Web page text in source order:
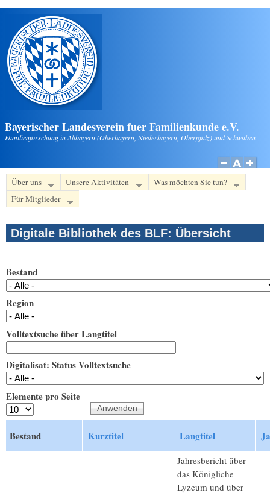
Direkt zum Inhalt
Bayerischer Landesverein fuer Familienkunde e.V.
Familienforschung in Altbayern (Oberbayern, Niederbayern, Oberpfalz) und Schwaben
Über uns Unsere Aktivitäten
Was möchten Sie tun?
Für Mitglieder
Digitale Bibliothek des BLF: Übersicht
Bestand
Region
Volltextsuche über Langtitel
Digitalisat: Status Volltextsuche
Elemente pro Seite
Bestand Kurztitel Langtitel
Jahresbericht über
das Königliche
Lyzeum und über